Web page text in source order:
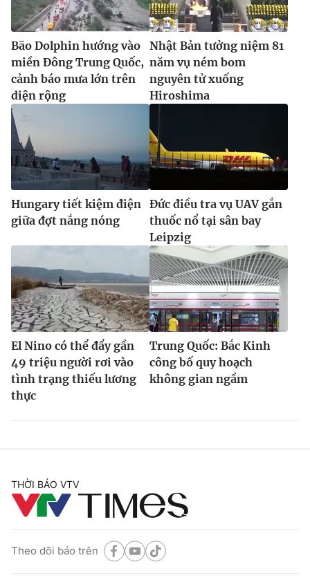
Bão Dolphin hướng vào
miền Đông Trung Quốc,
cảnh báo mưa lớn trên
diện rộng
Nhật Bản tưởng niệm 81
năm vụ ném bom
nguyên tử xuống
Hiroshima
Hungary tiết kiệm điện
giữa đợt nắng nóng
Đức điều tra vụ UAV gắn
thuốc nổ tại sân bay
Leipzig
El Nino có thể đẩy gần
49 triệu người rơi vào
tình trạng thiếu lương
thực
Trung Quốc: Bắc Kinh
công bố quy hoạch
không gian ngầm
THỜI BÁO VTV
Theo dõi báo trên